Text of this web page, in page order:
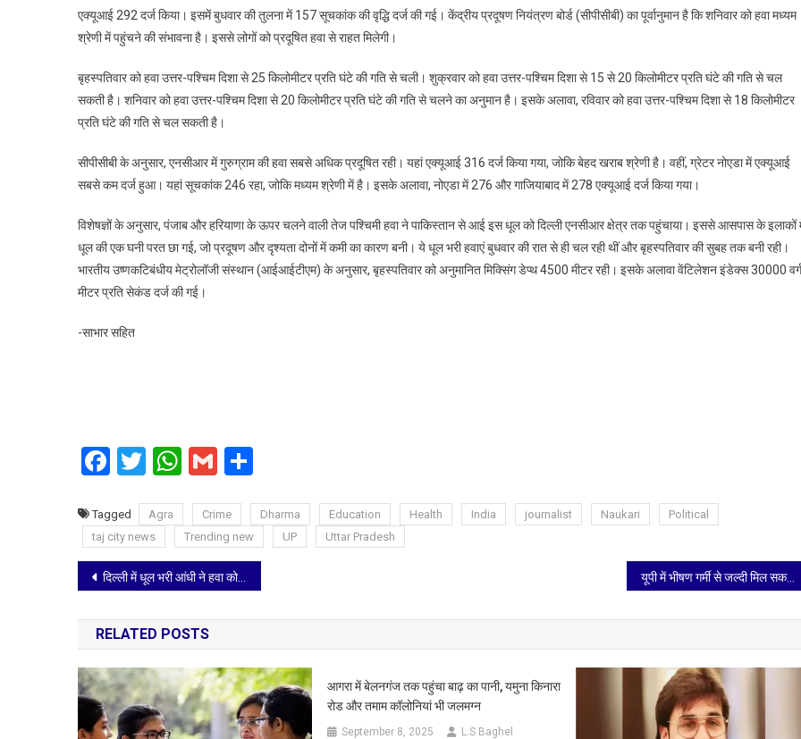
एक्यूआई 292 दर्ज किया। इसमें बुधवार की तुलना में 157 सूचकांक की वृद्धि दर्ज की गई। केंद्रीय प्रदूषण नियंत्रण बोर्ड (सीपीसीबी) का पूर्वानुमान है कि शनिवार को हवा मध्यम
श्रेणी में पहुंचने की संभावना है। इससे लोगों को प्रदूषित हवा से राहत मिलेगी।
बृहस्पतिवार को हवा उत्तर-पश्चिम दिशा से 25 किलोमीटर प्रति घंटे की गति से चली। शुक्रवार को हवा उत्तर-पश्चिम दिशा से 15 से 20 किलोमीटर प्रति घंटे की गति से चल
सकती है। शनिवार को हवा उत्तर-पश्चिम दिशा से 20 किलोमीटर प्रति घंटे की गति से चलने का अनुमान है। इसके अलावा, रविवार को हवा उत्तर-पश्चिम दिशा से 18 किलोमीटर
प्रति घंटे की गति से चल सकती है।
सीपीसीबी के अनुसार, एनसीआर में गुरुग्राम की हवा सबसे अधिक प्रदूषित रही। यहां एक्यूआई 316 दर्ज किया गया, जोकि बेहद खराब श्रेणी है। वहीं, ग्रेटर नोएडा में एक्यूआई
सबसे कम दर्ज हुआ। यहां सूचकांक 246 रहा, जोकि मध्यम श्रेणी में है। इसके अलावा, नोएडा में 276 और गाजियाबाद में 278 एक्यूआई दर्ज किया गया।
विशेषज्ञों के अनुसार, पंजाब और हरियाणा के ऊपर चलने वाली तेज पश्चिमी हवा ने पाकिस्तान से आई इस धूल को दिल्ली एनसीआर क्षेत्र तक पहुंचाया। इससे आसपास के इलाकों
धूल की एक घनी परत छा गई, जो प्रदूषण और दृश्यता दोनों में कमी का कारण बनी। ये धूल भरी हवाएं बुधवार की रात से ही चल रही थीं और बृहस्पतिवार की सुबह तक बनी रही।
भारतीय उष्णकटिबंधीय मेट्रोलॉजी संस्थान (आईआईटीएम) के अनुसार, बृहस्पतिवार को अनुमानित मिक्सिंग डेप्थ 4500 मीटर रही। इसके अलावा वेंटिलेशन इंडेक्स 30000 वर्ग
मीटर प्रति सेकंड दर्ज की गई।
-साभार सहित
Facebook
Twitter
WhatsApp
Gmail
Tagged Agra Crime Dharma Education Health India journalist Naukari
Political
taj city news
Trending new UP Uttar Pradesh
Post
navigation
दिल्ली में धूल भरी आंधी ने हवा को किया जहरीला, AQI लेबल बढ़ा, सांस के रोगी परेशान यूपी में भीषण गर्मी से जल्दी मिल सकती है राहत, बारिश के साथ आंधी तूफान की संभावना
RELATED POSTS
आगरा में बेलनगंज तक पहुंचा बाढ़ का पानी, यमुना किनारा
रोड और तमाम कॉलोनियां भी जलमग्न
September 8, 2025 L.S Baghel